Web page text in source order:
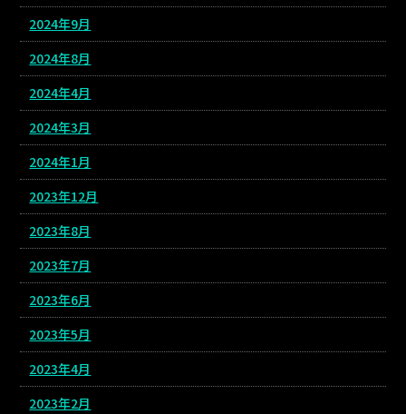
2024年9月
2024年8月
2024年4月
2024年3月
2024年1月
2023年12月
2023年8月
2023年7月
2023年6月
2023年5月
2023年4月
2023年2月